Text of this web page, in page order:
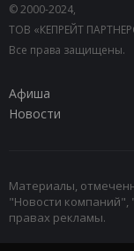
© 2000-2024,
ТОВ «КЕПРЕЙТ
Все права защищены.
Афиша
Новости
Материалы,
"Новости компаний",
правах рекламы.